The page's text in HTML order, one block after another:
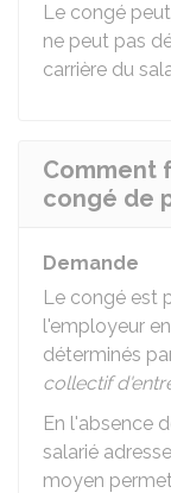
Le congé
ne peut pas
carrière du
Comment
congé de
Demande
Le congé est
l'employeur
déterminés
collectif
En l'absence
salarié
moyen